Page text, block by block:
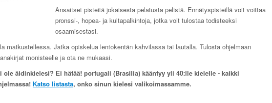
Ansaitset pisteitä jokaisesta pelatusta pelistä. Ennätyspisteillä voit voittaa
pronssi-, hopea- ja kultapalkintoja, jotka voit tulostaa todisteeksi
osaamisestasi.
matkustellessa. Jatka opiskelua lentokentän kahvilassa tai lautalla. Tulosta ohjelmaan
monisteelle ja ota ne mukaasi.
ole äidinkielesi? Ei hätää! portugali (Brasilia) kääntyy yli 40:lle kielelle - kaikki
Katso listasta, onko sinun kielesi valikoimassamme.